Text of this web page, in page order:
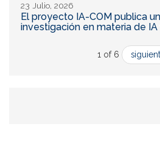
23 Julio, 2026
El proyecto IA-COM publica
investigación en materia de
1 of 6